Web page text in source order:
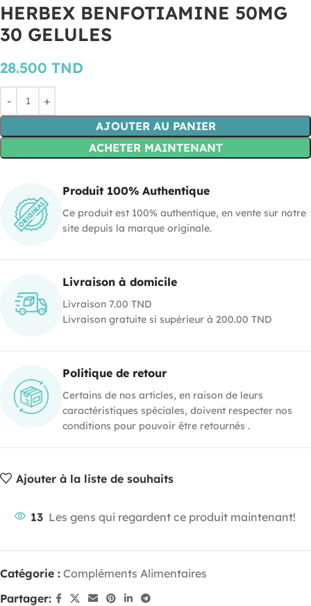
HERBEX BENFOTIAMINE 50MG
30 GELULES
28.500 TND
AJOUTER AU PANIER
ACHETER MAINTENANT
Produit 100% Authentique
Ce produit est 100% authentique, en vente sur notre
site depuis la marque originale.
Livraison à domicile
Livraison 7.00 TND
Livraison gratuite si supérieur à 200.00 TND
Politique de retour
Certains de nos articles, en raison de leurs
caractéristiques spéciales, doivent respecter nos
conditions pour pouvoir être retournés .
Ajouter à la liste de souhaits
13 Les gens qui regardent ce produit maintenant!
Catégorie : Compléments Alimentaires
Partager: